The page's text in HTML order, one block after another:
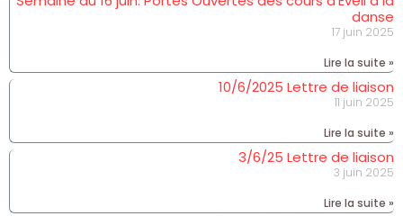
danse
17 juin 2025
Lire la suite »
10/6/2025 Lettre de liaison
11 juin 2025
Lire la suite »
3/6/25 Lettre de liaison
3 juin 2025
Lire la suite »